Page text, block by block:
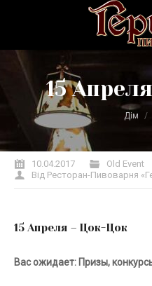
15
Ви тут: Дім
10.04.2017
Old Event
Від Ресторан-Пивоварня
15 Апреля – Цок-Цок
Вас ожидает: Призы,